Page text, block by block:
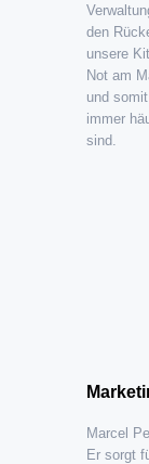
den
unsere
Not am
und
immer
sind.
Marcel
Er sorgt